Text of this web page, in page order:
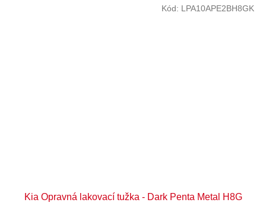
Kia Opravná lakovací tužka - Dark Penta Metal H8G
Kód: LPA10APE2BH8GK